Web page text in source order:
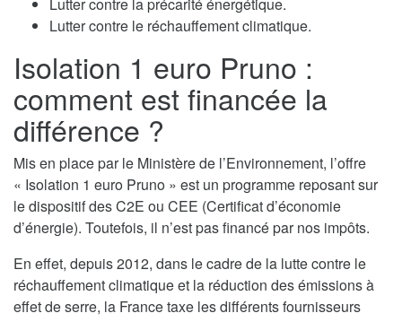
Lutter contre le réchauffement climatique.
Isolation 1 euro Pruno :
comment est financée la
différence ?
Mis en place par le Ministère de l’Environnement, l’offre
« Isolation 1 euro Pruno » est un programme reposant sur
le dispositif des C2E ou CEE (Certificat d’économie
d’énergie). Toutefois, il n’est pas financé par nos impôts.
En effet, depuis 2012, dans le cadre de la lutte contre le
réchauffement climatique et la réduction des émissions à
effet de serre, la France taxe les différents fournisseurs